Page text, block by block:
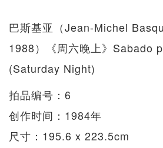
巴斯基亚（Jean-Michel
1988）《周六晚上》Sabado
(Saturday Night)
拍品编号：6
创作时间：1984年
尺寸：195.6 x 223.5cm